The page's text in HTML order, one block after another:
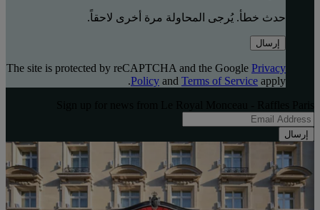
حدث خطأ. يُرجى المحاولة مرة أخرى لاحقاً.
إرسال
The site is protected by reCAPTCHA and the Google Privacy
Policy and Terms of Service apply.
إرسال